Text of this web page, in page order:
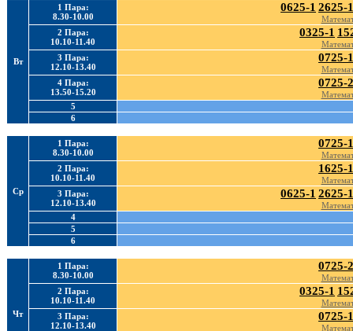
Вт
1 Пара:
8.30-10.00
0625-1 2625-1
2 Пара:
10.10-11.40
0325-1
3 Пара:
12.10-13.40
0725-1
4 Пара:
13.50-15.20
0725-2
5
6
Ср
1 Пара:
8.30-10.00
0725-1
2 Пара:
10.10-11.40
1625-1
3 Пара:
12.10-13.40
0625-1 2625-1
4
5
6
Чт
1 Пара:
8.30-10.00
0725-2
2 Пара:
10.10-11.40
0325-1
3 Пара:
12.10-13.40
0725-1